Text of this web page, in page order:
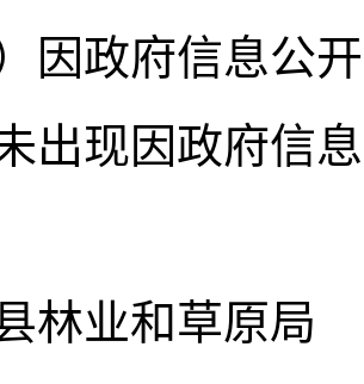
）因政府信息公
出现因政府信
林业和草原局